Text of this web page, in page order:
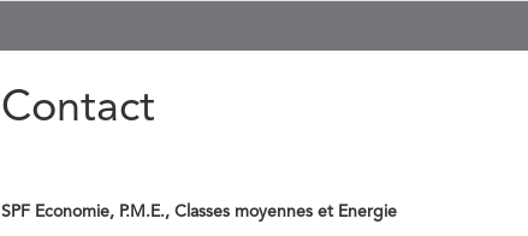
Contact
SPF Economie, P.M.E., Classes moyennes et Energie